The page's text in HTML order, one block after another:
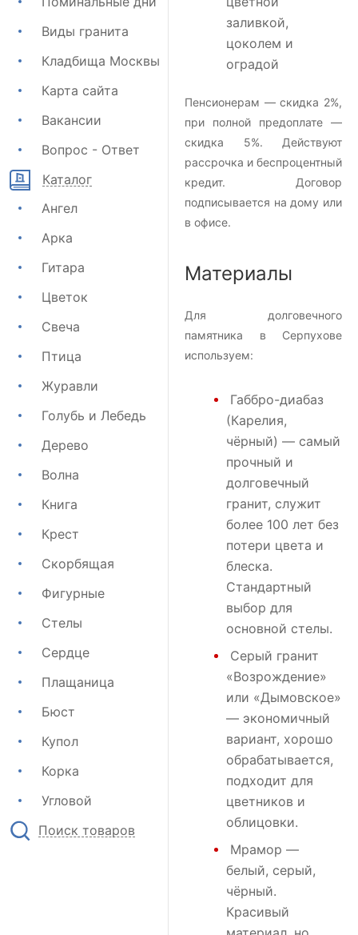
Виды гранита
Кладбища Москвы
Карта сайта
Вакансии
Вопрос - Ответ
Каталог
Ангел
Арка
Гитара
Цветок
Свеча
Птица
Журавли
Голубь и Лебедь
Дерево
Волна
Книга
Крест
Скорбящая
Фигурные
Стелы
Сердце
Плащаница
Бюст
Купол
Корка
Угловой
Поиск товаров
заливкой,
цоколем и
оградой
Пенсионерам — скидка 2%,
при полной предоплате —
скидка 5%. Действуют
рассрочка и беспроцентный
кредит. Договор
подписывается на дому или
в офисе.
Материалы
Для долговечного
памятника в Серпухове
используем:
Габбро-диабаз
(Карелия,
чёрный) — самый
прочный и
долговечный
гранит, служит
более 100 лет без
потери цвета и
блеска.
Стандартный
выбор для
основной стелы.
Серый гранит
«Возрождение»
или «Дымовское»
— экономичный
вариант, хорошо
обрабатывается,
подходит для
цветников и
облицовки.
Мрамор —
белый, серый,
чёрный.
Красивый